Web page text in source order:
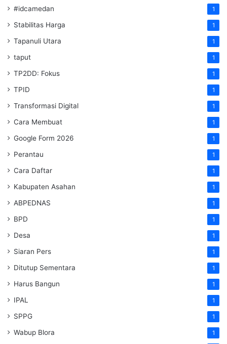
#idcamedan 1
Stabilitas Harga 1
Tapanuli Utara 1
taput 1
TP2DD: Fokus 1
TPID 1
Transformasi Digital 1
Cara Membuat 1
Google Form 2026 1
Perantau 1
Cara Daftar 1
Kabupaten Asahan 1
ABPEDNAS 1
BPD 1
Desa 1
Siaran Pers 1
Ditutup Sementara 1
Harus Bangun 1
IPAL 1
SPPG 1
Wabup Blora 1